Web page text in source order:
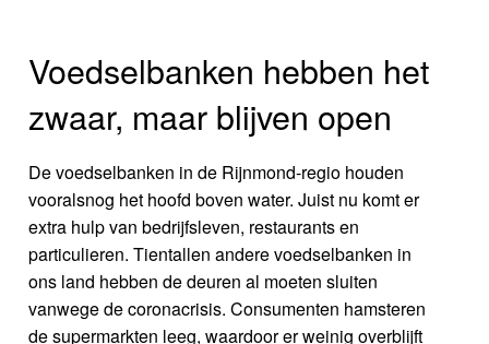
Voedselbanken hebben het
zwaar, maar blijven open
De voedselbanken in de Rijnmond-regio houden
vooralsnog het hoofd boven water. Juist nu komt er
extra hulp van bedrijfsleven, restaurants en
particulieren. Tientallen andere voedselbanken in
ons land hebben de deuren al moeten sluiten
vanwege de coronacrisis. Consumenten hamsteren
de supermarkten leeg, waardoor er weinig overblijft